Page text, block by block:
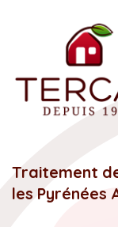
Traitement
les Pyrénées